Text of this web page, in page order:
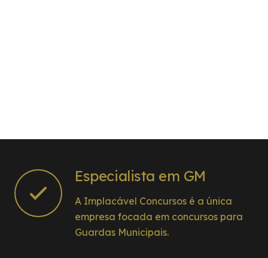
Especialista em GM
A Implacável Concursos é a única
empresa focada em concursos para
Guardas Municipais.